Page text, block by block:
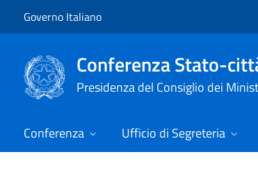
Governo Italiano
Conferenza Stato-
Presidenza del Consiglio dei
Conferenza Ufficio di Segreteria